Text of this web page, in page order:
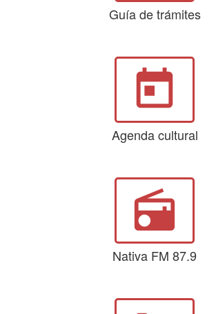
Guía de trámites
today
Agenda cultural
radio
Nativa FM 87.9